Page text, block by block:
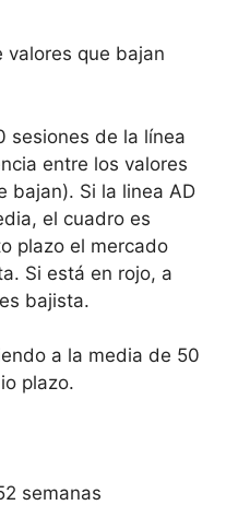
valores que bajan
sesiones de la línea
entre los valores
bajan). Si la linea AD
el cuadro es
plazo el mercado
Si está en rojo, a
bajista.
a la media de 50
plazo.
semanas